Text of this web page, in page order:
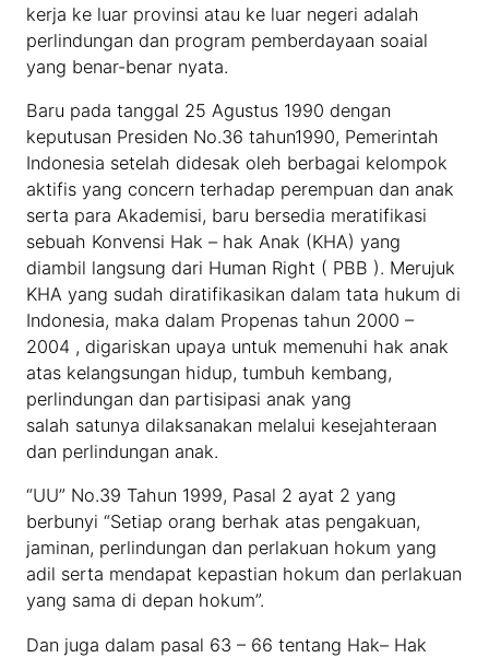
kerja ke luar provinsi atau ke luar negeri adalah
perlindungan dan program pemberdayaan soaial
yang benar-benar nyata.
Baru pada tanggal 25 Agustus 1990 dengan
keputusan Presiden No.36 tahun1990, Pemerintah
Indonesia setelah didesak oleh berbagai kelompok
aktifis yang concern terhadap perempuan dan anak
serta para Akademisi, baru bersedia meratifikasi
sebuah Konvensi Hak – hak Anak (KHA) yang
diambil langsung dari Human Right ( PBB ). Merujuk
KHA yang sudah diratifikasikan dalam tata hukum di
Indonesia, maka dalam Propenas tahun 2000 –
2004 , digariskan upaya untuk memenuhi hak anak
atas kelangsungan hidup, tumbuh kembang,
perlindungan dan partisipasi anak yang
salah satunya dilaksanakan melalui kesejahteraan
dan perlindungan anak.
“UU” No.39 Tahun 1999, Pasal 2 ayat 2 yang
berbunyi “Setiap orang berhak atas pengakuan,
jaminan, perlindungan dan perlakuan hokum yang
adil serta mendapat kepastian hokum dan perlakuan
yang sama di depan hokum”.
Dan juga dalam pasal 63 – 66 tentang Hak– Hak